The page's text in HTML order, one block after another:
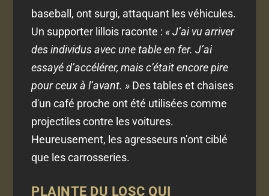
baseball, ont surgi, attaquant les véhicules.
Un supporter lillois raconte :« J’ai vu arriver
des individus avec une table en fer. J’ai
essayé d’accélérer, mais c’était encore pire
pour ceux à l’avant. » Des tables et chaises
d'un café proche ont été utilisées comme
projectiles contre les voitures.
Heureusement, les agresseurs n’ont ciblé
que les carrosseries.
PLAINTE DU LOSC QUI